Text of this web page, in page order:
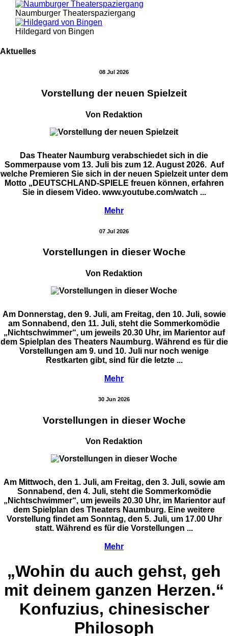
Naumburger Theaterspaziergang
Hildegard von Bingen
Aktuelles
08 Jul 2026
Vorstellung der neuen Spielzeit
Von Redaktion
Das Theater Naumburg verabschiedet sich in die
Sommerpause vom 13. Juli bis zum 12. August 2026. Auf
welche Premieren Sie sich in der neuen Spielzeit unter dem
Motto „DEUTSCHLAND-SPIELE freuen können, erfahren
Sie in diesem Video. www.youtube.com/watch ...
Mehr
07 Jul 2026
Vorstellungen in dieser Woche
Von Redaktion
Am Donnerstag, den 9. Juli, am Freitag, den 10. Juli, sowie
am Sonnabend, den 11. Juli, steht die Sommerkomödie
„Nichtschwimmer“, um jeweils 20.30 Uhr, im Marientor auf
dem Spielplan des Theaters Naumburg. Während es für die
Vorstellungen am 9. und 10. Juli nur noch wenige
Restkarten gibt, sind für die letzte ...
Mehr
30 Jun 2026
Vorstellungen in dieser Woche
Von Redaktion
Am Mittwoch, den 1. Juli, am Freitag, den 3. Juli, sowie am
Sonnabend, den 4. Juli, steht die Sommerkomödie
„Nichtschwimmer“, um jeweils 20.30 Uhr, im Marientor auf
dem Spielplan des Theaters Naumburg. Eine weitere
Vorstellung findet am Sonntag, den 5. Juli, um 17.00 Uhr
statt. Während es für die Vorstellungen ...
Mehr
„Wohin du auch gehst, geh
mit deinem ganzen Herzen.“
Konfuzius, chinesischer
Philosoph